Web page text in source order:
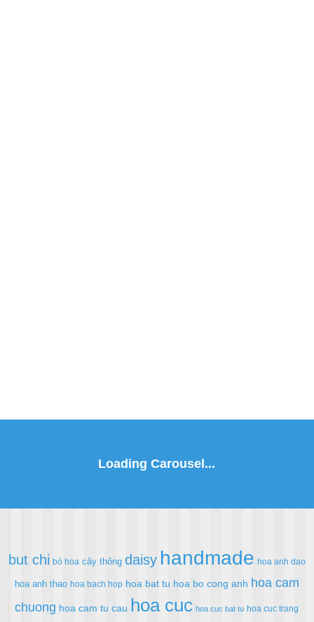
but chi bó hoa cây thông daisy handmade hoa anh dao
hoa anh thao hoa bach hop hoa bat tu hoa bo cong anh hoa cam
chuong hoa cam tu cau hoa cuc hoa cuc bat tu hoa cuc trang